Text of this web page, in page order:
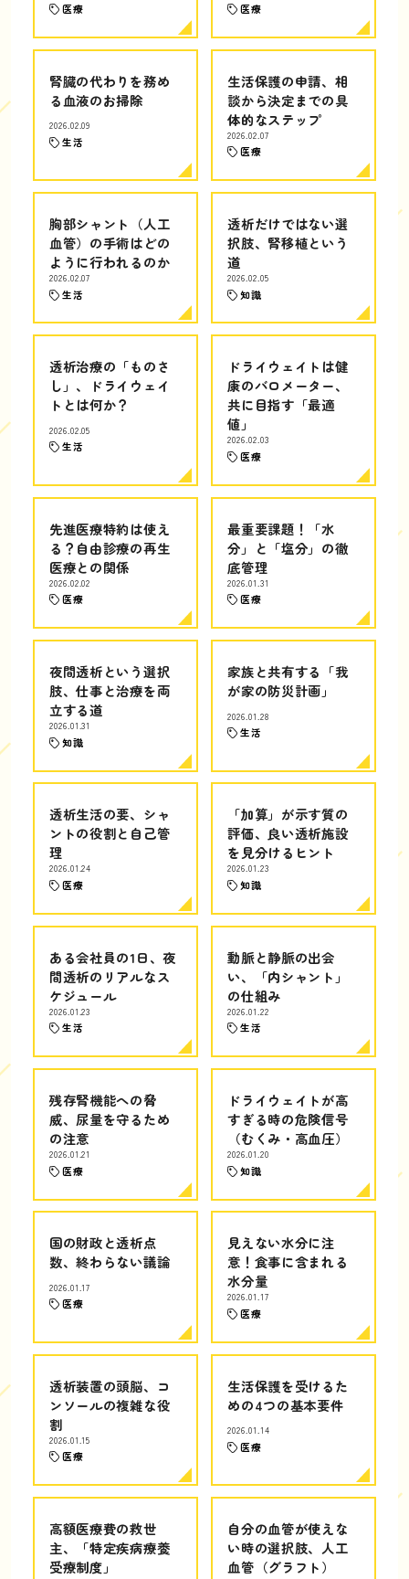
医療 医療
腎臓の代わりを務め
る血液のお掃除
2026.02.09
生活
生活保護の申請、相
談から決定までの具
体的なステップ
2026.02.07
医療
胸部シャント（人工
血管）の手術はどの
ように行われるのか
2026.02.07
生活
透析だけではない選
択肢、腎移植という
道
2026.02.05
知識
透析治療の「ものさ
し」、ドライウェイ
トとは何か？
2026.02.05
生活
ドライウェイトは健
康のバロメーター、
共に目指す「最適
値」
2026.02.03
医療
先進医療特約は使え
る？自由診療の再生
医療との関係
2026.02.02
医療
最重要課題！「水
分」と「塩分」の徹
底管理
2026.01.31
医療
夜間透析という選択
肢、仕事と治療を両
立する道
2026.01.31
知識
家族と共有する「我
が家の防災計画」
2026.01.28
生活
透析生活の要、シャ
ントの役割と自己管
理
2026.01.24
医療
「加算」が示す質の
評価、良い透析施設
を見分けるヒント
2026.01.23
知識
ある会社員の1日、夜
間透析のリアルなス
ケジュール
2026.01.23
生活
動脈と静脈の出会
い、「内シャント」
の仕組み
2026.01.22
生活
残存腎機能への脅
威、尿量を守るため
の注意
2026.01.21
医療
ドライウェイトが高
すぎる時の危険信号
（むくみ・高血圧）
2026.01.20
知識
国の財政と透析点
数、終わらない議論
2026.01.17
医療
見えない水分に注
意！食事に含まれる
水分量
2026.01.17
医療
透析装置の頭脳、コ
ンソールの複雑な役
割
2026.01.15
医療
生活保護を受けるた
めの4つの基本要件
2026.01.14
医療
高額医療費の救世
主、「特定疾病療養
受療制度」
自分の血管が使えな
い時の選択肢、人工
血管（グラフト）